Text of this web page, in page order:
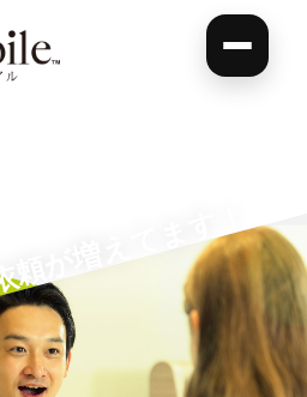
が増えてます！